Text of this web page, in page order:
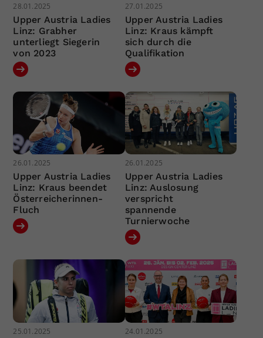
28.01.2025
Upper Austria Ladies
Linz: Grabher
unterliegt Siegerin
von 2023
27.01.2025
Upper Austria Ladies
Linz: Kraus kämpft
sich durch die
Qualifikation
26.01.2025
Upper Austria Ladies
Linz: Kraus beendet
Österreicherinnen-
Fluch
26.01.2025
Upper Austria Ladies
Linz: Auslosung
verspricht
spannende
Turnierwoche
25.01.2025 24.01.2025